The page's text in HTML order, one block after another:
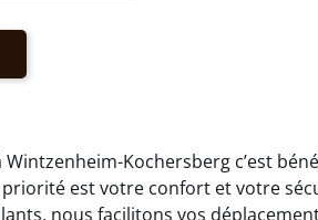
Kochersberg c’est
est votre confort et votre
nous facilitons vos